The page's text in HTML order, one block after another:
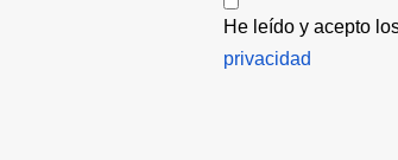
He leído y acepto
privacidad